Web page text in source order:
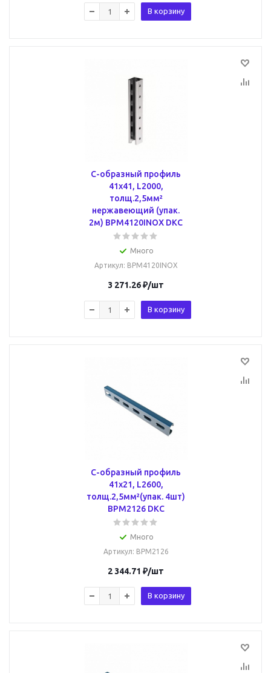
В корзину
С-образный профиль
41х41, L2000,
толщ.2,5мм²
нержавеющий (упак.
2м) BPM4120INOX DKC
Много
Артикул: BPM4120INOX
3 271.26₽/шт
В корзину
С-образный профиль
41х21, L2600,
толщ.2,5мм²(упак. 4шт)
BPM2126 DKC
Много
Артикул: BPM2126
2 344.71 ₽/шт
В корзину